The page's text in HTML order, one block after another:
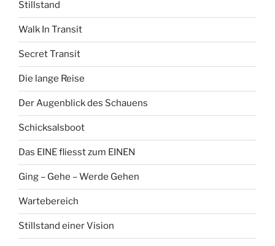
Stillstand
Walk In Transit
Secret Transit
Die lange Reise
Der Augenblick des Schauens
Schicksalsboot
Das EINE fliesst zum EINEN
Ging – Gehe – Werde Gehen
Wartebereich
Stillstand einer Vision